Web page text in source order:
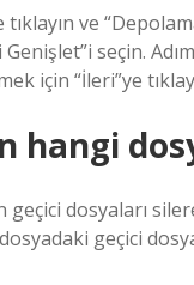
ve
seçin.
için “İleri”ye
hangi
dosyaları
geçici